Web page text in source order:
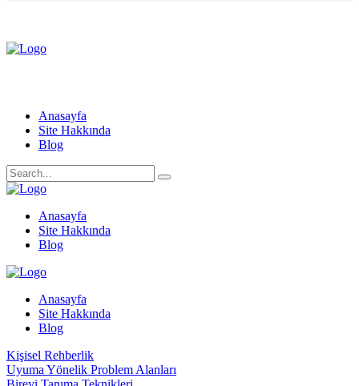
Anasayfa
Site Hakkında
Blog
Anasayfa
Site Hakkında
Blog
Anasayfa
Site Hakkında
Blog
Kişisel Rehberlik
Uyuma Yönelik Problem Alanları